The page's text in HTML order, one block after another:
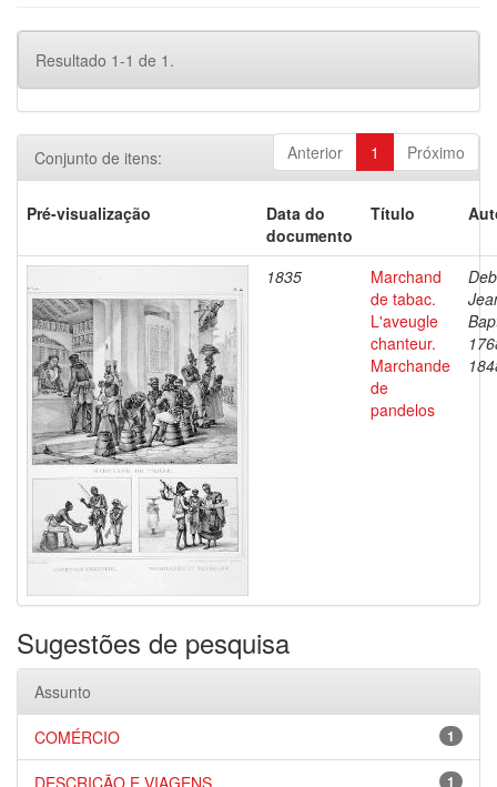
Resultado 1-1 de 1.
Anterior 1 Próximo
Conjunto de itens:
Pré-visualização
Data do
documento
Título
1835
Marchand
de tabac.
L'aveugle
chanteur.
Marchande
de
pandelos
Sugestões de pesquisa
Assunto
1
COMÉRCIO
1
DESCRIÇÃO E VIAGENS